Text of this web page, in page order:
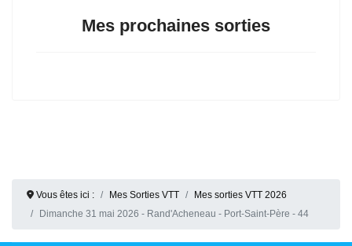
Mes prochaines sorties
Vous êtes ici : Mes Sorties VTT
Mes sorties VTT 2026
Dimanche 31 mai 2026 - Rand'Acheneau - Port-Saint-Père - 44